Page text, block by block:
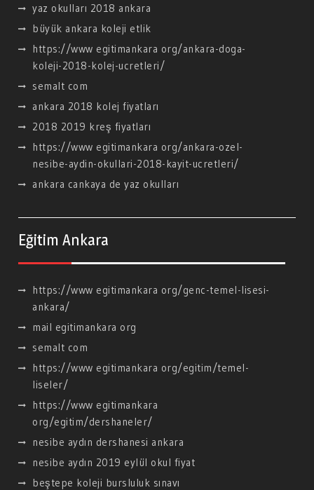
yaz okulları 2018 ankara
büyük ankara koleji etlik
https://www egitimankara org/ankara-doga-
koleji-2018-kolej-ucretleri/
semalt com
ankara 2018 kolej fiyatları
2018 2019 kreş fiyatları
https://www egitimankara org/ankara-ozel-
nesibe-aydin-okullari-2018-kayit-ucretleri/
ankara cankaya de yaz okulları
Eğitim Ankara
https://www egitimankara org/genc-temel-lisesi-
ankara/
mail egitimankara org
semalt com
https://www egitimankara org/egitim/temel-
liseler/
https://www egitimankara
org/egitim/dershaneler/
nesibe aydın dershanesi ankara
nesibe aydın 2019 eylül okul fiyat
beştepe koleji bursluluk sınavı